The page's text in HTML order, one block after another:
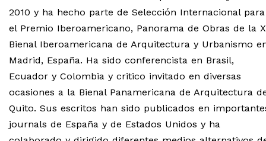
2010 y ha hecho parte de Selección Internacional para
el Premio Iberoamericano, Panorama de Obras de la X
Bienal Iberoamericana de Arquitectura y Urbanismo
Madrid, España. Ha sido conferencista en Brasil,
Ecuador y Colombia y critico invitado en diversas
ocasiones a la Bienal Panamericana de Arquitectura
Quito. Sus escritos han sido publicados en
journals de España y de Estados Unidos y ha